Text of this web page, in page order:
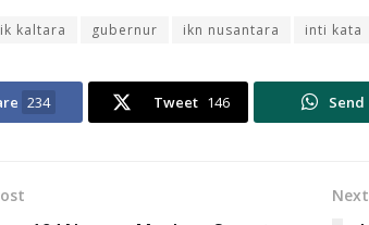
kaltara gubernur ikn nusantara inti kata
234 Tweet 146 Send